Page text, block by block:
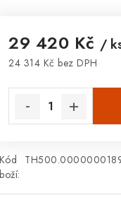
29 420 Kč /
24 314 Kč bez DPH
Kód